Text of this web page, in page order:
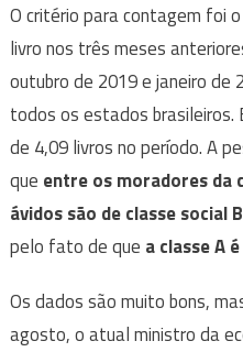
O critério para contagem foi
livro nos três meses
outubro de 2019 e janeiro de
todos os estados brasileiros.
de 4,09 livros no período. A
que entre os moradores da
ávidos são de classe social
pelo fato de que a classe A
Os dados são muito bons,
agosto, o atual ministro da